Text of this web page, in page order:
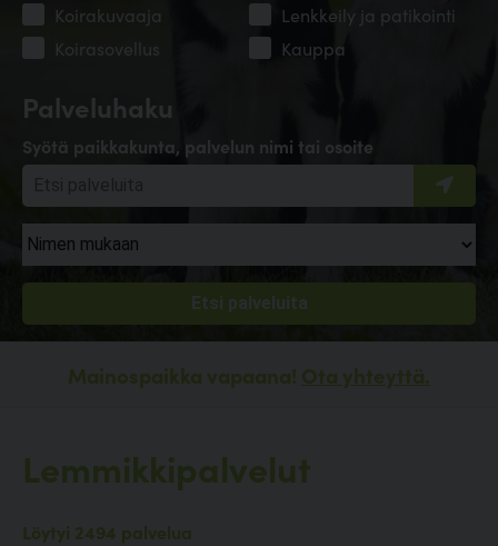
Palveluhaku
Syötä paikkakunta, palvelun nimi tai osoite
Koirakuvaaja
Lenkkeily ja patikointi
Koirasovellus
Kauppa
Mainospaikka vapaana! Ota yhteyttä.
Lemmikkipalvelut
Löytyi 2494 palvelua